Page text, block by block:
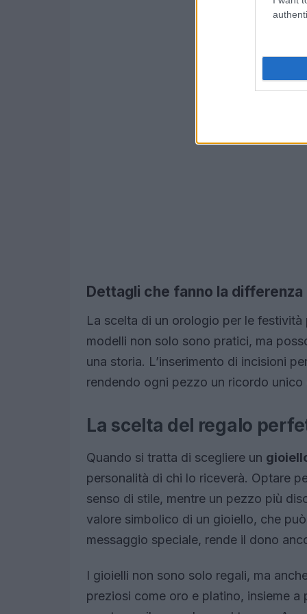
Dettagli che fanno la differenza
La scelta di un orologio per le
modelli non solo sono pratici, ma
una storia. L’inserimento di incisioni
rendendo ogni pezzo un ricordo
La scelta del regalo
Quando si tratta di scegliere un
personalità di chi lo riceverà. Optare
senso di stile, mentre un pezzo più
valore simbolico di un gioiello, che
messaggio speciale, rende il dono
I gioielli non sono solo regali, ma
preziosi come oro e platino, insieme